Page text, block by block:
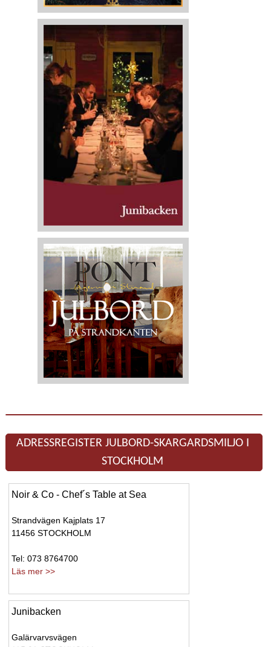
ADRESSREGISTER JULBORD-SKARGARDSMILJO I
STOCKHOLM
Noir & Co - Chef´s Table at Sea
Strandvägen Kajplats 17
11456 STOCKHOLM
Tel: 073 8764700
Läs mer >>
Junibacken
Galärvarvsvägen